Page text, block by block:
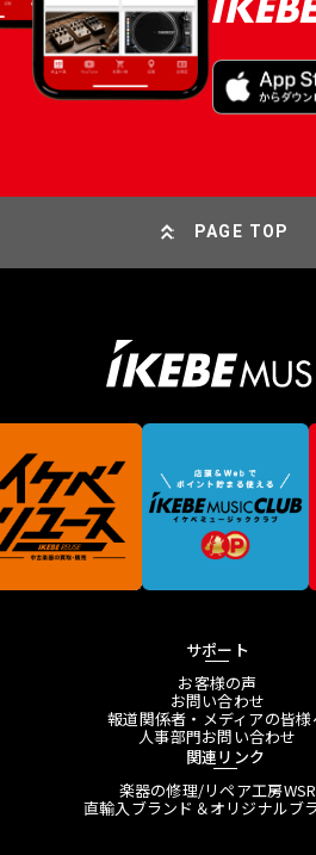
PAGE TOP
サポート
お客様の声
お問い合わせ
報道関係者・メディアの皆様
人事部門お問い合わせ
関連リンク
楽器の修理/リペア工房WSR
直輸入ブランド＆オリジナルブ